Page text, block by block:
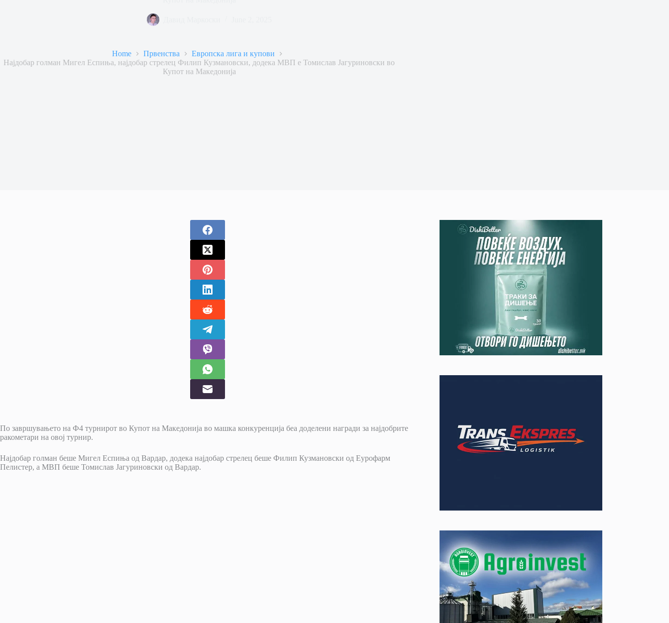
Home Првенства
Европска лига и купови
Најдобар голман Мигел Еспиња, најдобар стрелец Филип Кузмановски, додека МВП е Томислав Јагуриновски во
Купот на Македонија
По завршувањето на Ф4 турнирот во Купот на Македонија во машка конкуренција беа доделени награди за најдобрите
ракометари на овој турнир.
Најдобар голман беше Мигел Еспиња од Вардар, додека најдобар стрелец беше Филип Кузмановски од Еурофарм
Пелистер, а МВП беше Томислав Јагуриновски од Вардар.